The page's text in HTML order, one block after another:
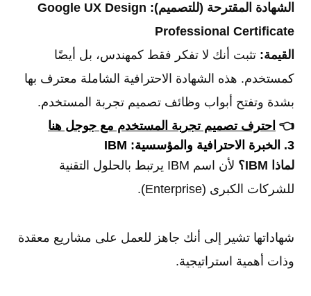
الشهادة المقترحة (للتصميم): Google UX Design
Professional Certificate
القيمة: تثبت أنك لا تفكر فقط كمهندس، بل أيضًا
كمستخدم. هذه الشهادة الاحترافية الشاملة معترف بها
بشدة وتفتح أبواب وظائف تصميم تجربة المستخدم.
👈 احترف تصميم تجربة المستخدم مع جوجل هنا
3. الخبرة الاحترافية والمؤسسية: IBM
لماذا IBM؟
لأن اسم IBM يرتبط بالحلول التقنية
للشركات الكبرى (Enterprise).
شهاداتها تشير إلى أنك جاهز للعمل على مشاريع معقدة
وذات أهمية استراتيجية.